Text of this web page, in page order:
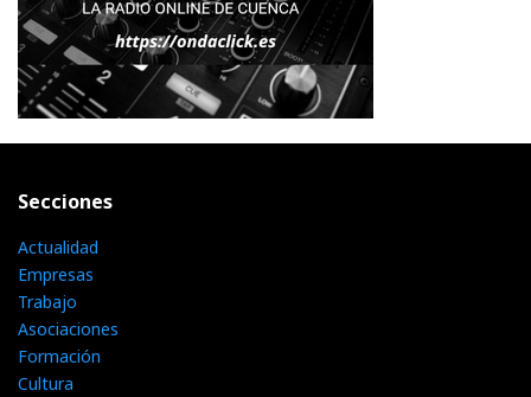
Secciones
Actualidad
Empresas
Trabajo
Asociaciones
Formación
Cultura